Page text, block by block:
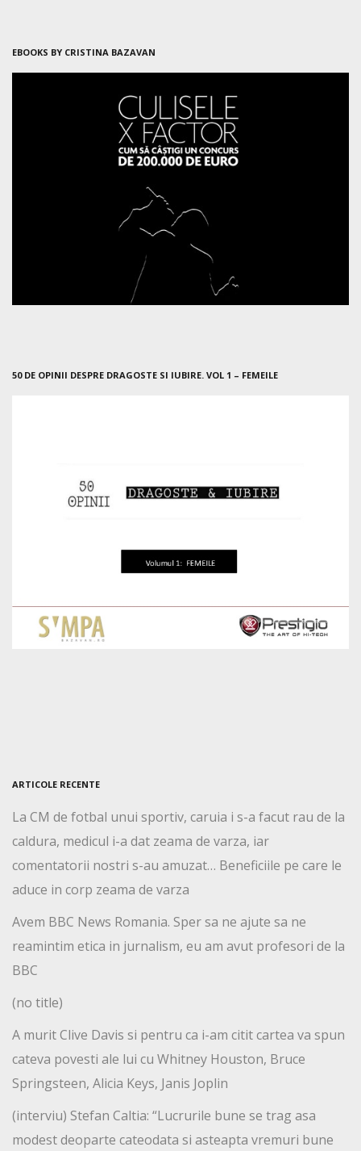
EBOOKS BY CRISTINA BAZAVAN
50 DE OPINII DESPRE DRAGOSTE SI IUBIRE. VOL 1 – FEMEILE
ARTICOLE RECENTE
La CM de fotbal unui sportiv, caruia i s-a facut rau de la
caldura, medicul i-a dat zeama de varza, iar
comentatorii nostri s-au amuzat… Beneficiile pe care le
aduce in corp zeama de varza
Avem BBC News Romania. Sper sa ne ajute sa ne
reamintim etica in jurnalism, eu am avut profesori de la
BBC
(no title)
A murit Clive Davis si pentru ca i-am citit cartea va spun
cateva povesti ale lui cu Whitney Houston, Bruce
Springsteen, Alicia Keys, Janis Joplin
(interviu) Stefan Caltia: “Lucrurile bune se trag asa
modest deoparte cateodata si asteapta vremuri bune